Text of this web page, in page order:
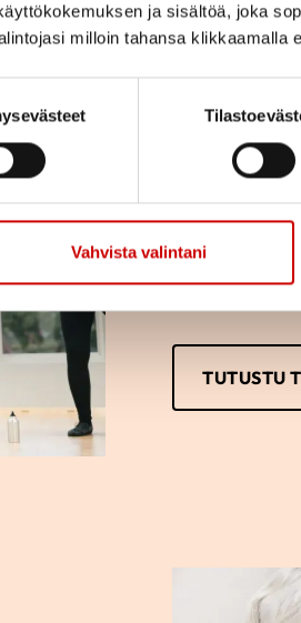
ja sisältöä, joka
milloin tahansa klikkaamalla
Vahvista valintani
Tutustu
TUTUSTU